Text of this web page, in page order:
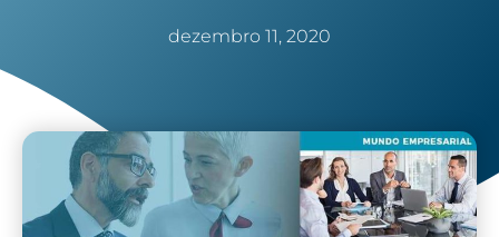
dezembro 11, 2020